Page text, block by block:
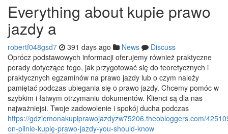
Everything about kupie prawo
jazdy a
robertf048gsd7 391 days ago News
Discuss
Oprócz podstawowych informacji oferujemy również praktyczne
porady dotyczące tego, jak przygotować się do teoretycznych i
praktycznych egzaminów na prawo jazdy lub o czym należy
pamiętać podczas ubiegania się o prawo jazdy. Chcemy pomóc w
szybkim i łatwym otrzymaniu dokumentów. Klienci są dla nas
najważniejsi. Twoje zadowolenie i spokój ducha podczas
https://gdziemonakupiprawojazdyzw75206.theobloggers.com/
on-pilnie-kupię-prawo-jazdy-you-should-know